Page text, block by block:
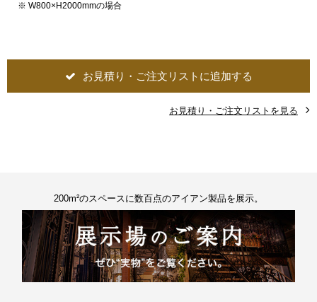
※ W800×H2000mmの場合
お見積り・ご注文リストに追加する
お見積り・ご注文リストを見る
200m²のスペースに数百点のアイアン製品を展示。